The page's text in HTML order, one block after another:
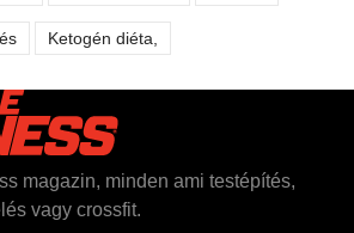
Ketogén diéta,
magazin, minden ami testépítés,
vagy crossfit.